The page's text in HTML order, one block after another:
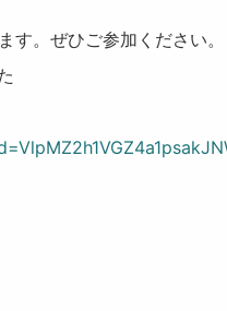
。ぜひご参加ください。